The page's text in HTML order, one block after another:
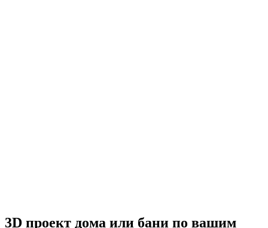
3D проект дома или бани по вашим